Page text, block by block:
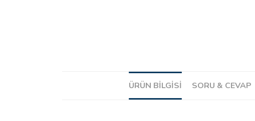
ÜRÜN BILGISI SORU & CEVAP